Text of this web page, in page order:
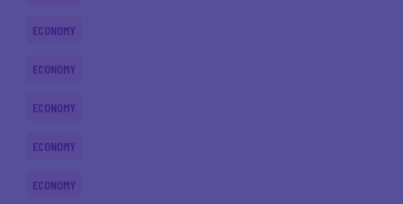
ECONOMY
ECONOMY
ECONOMY
ECONOMY
ECONOMY